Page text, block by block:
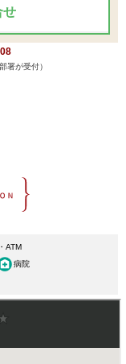
せ
署が受付）
ATM
病院